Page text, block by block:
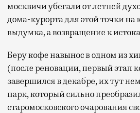
москвичи убегали от летней
дома-курорта для этой точки на
выдумка, а возвращение к
Беру кофе навынос в одном из
(после реновации, первый этап
завершился в декабре, их тут
парк, который сильно
старомосковского очарования